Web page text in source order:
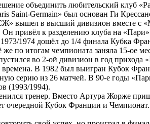
объединить любительский клуб
Saint-Germain» был основан Ги
вышел в высший дивизион вместе с
Он привёл к разделению клуба на
1974 дошёл до 1/4 финала Кубка
же по итогам чемпионата заняла 15-ое
во 2-ой дивизион в год
В 1982 был выигран Кубок
серию из 26 матчей. В 90-е годы
(1993/1994).
тренер. Вместо Артура Жорже
очередной Кубок Франции и Чемпионат.